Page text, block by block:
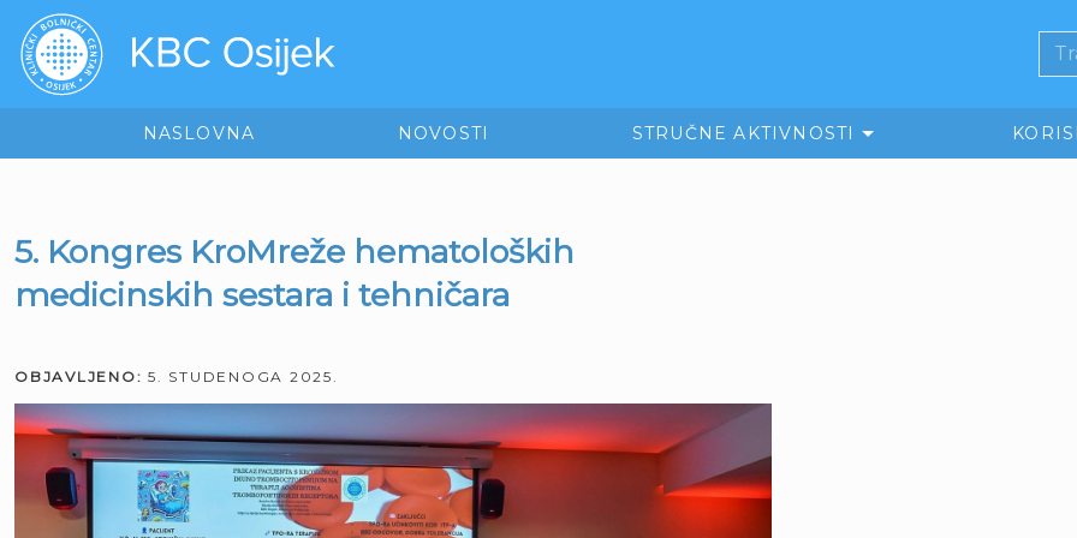
NASLOVNA NOVOSTI STRUČNE AKTIVNOSTI
5. Kongres KroMreže hematoloških
medicinskih sestara i tehničara
OBJAVLJENO: 5. STUDENOGA 2025.